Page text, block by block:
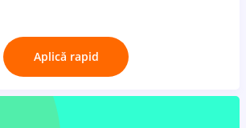
Aplică rapid